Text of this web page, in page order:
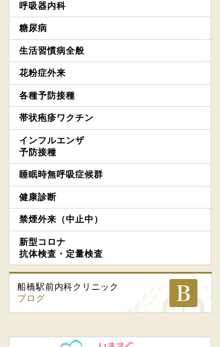
呼吸器内科
糖尿病
生活習慣病全般
花粉症外来
各種予防接種
帯状疱疹ワクチン
インフルエンザ
予防接種
睡眠時無呼吸症候群
健康診断
禁煙外来（中止中）
新型コロナ
抗体検査・定量検査
船橋駅前内科クリニック
ブログ